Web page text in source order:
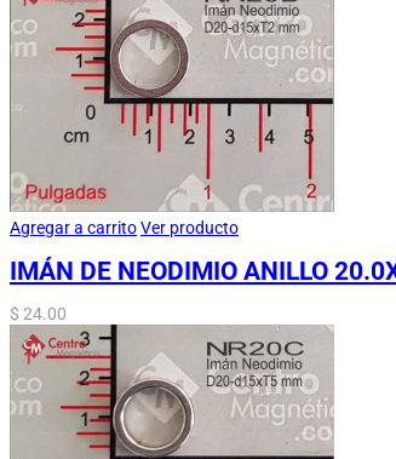
Agregar a carritoVer producto
IMÁN DE NEODIMIO ANILLO
$ 24.00